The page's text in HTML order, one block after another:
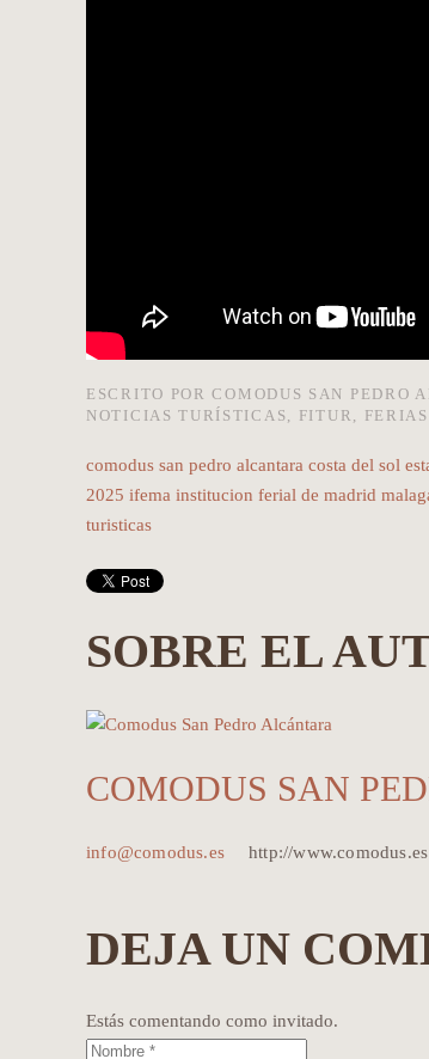
ESCRITO PORCOMODUS SAN PEDRO
NOTICIAS TURÍSTICAS, FITUR , FERIAS
comodus san pedro alcantara costa del sol
2025 ifema institucion ferial de madrid
turisticas
SOBRE EL
COMODUS SAN
info@comodus.es http://www.comodus.es
DEJA UN
Estás comentando como invitado.